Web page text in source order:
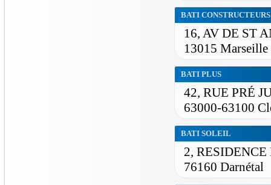
BATI CONSTRUCTEURS
16, AV DE ST
13015 Marseille
BATI PLUS
42, RUE PRÉ
63000-63100
BATI SOLEIL
2,
76160 Darnétal